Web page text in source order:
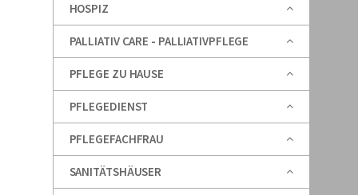
HOSPIZ
PALLIATIV CARE - PALLIATIVPFLEGE
PFLEGE ZU HAUSE
PFLEGEDIENST
PFLEGEFACHFRAU
SANITÄTSHÄUSER